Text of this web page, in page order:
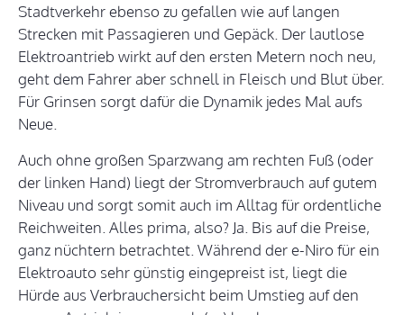
Stadtverkehr ebenso zu gefallen wie auf langen
Strecken mit Passagieren und Gepäck. Der lautlose
Elektroantrieb wirkt auf den ersten Metern noch neu,
geht dem Fahrer aber schnell in Fleisch und Blut über.
Für Grinsen sorgt dafür die Dynamik jedes Mal aufs
Neue.
Auch ohne großen Sparzwang am rechten Fuß (oder
der linken Hand) liegt der Stromverbrauch auf gutem
Niveau und sorgt somit auch im Alltag für ordentliche
Reichweiten. Alles prima, also? Ja. Bis auf die Preise,
ganz nüchtern betrachtet. Während der e-Niro für ein
Elektroauto sehr günstig eingepreist ist, liegt die
Hürde aus Verbrauchersicht beim Umstieg auf den